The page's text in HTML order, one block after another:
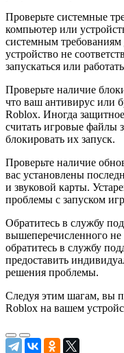
Проверьте системные
компьютер или
системным
устройство не
запускаться или
Проверьте наличие
что ваш антивирус или
Roblox. Иногда
считать игровые файлы
блокировать их запуск.
Проверьте наличие
вас установлены
и звуковой карты.
проблемы с запуском
Обратитесь в службу
вышеперечисленного
обратитесь в службу
предоставить
решения проблемы.
Следуя этим шагам, вы
Roblox на вашем